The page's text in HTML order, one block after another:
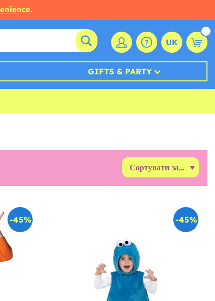
UK
GIFTS & PARTY
-45% -45%